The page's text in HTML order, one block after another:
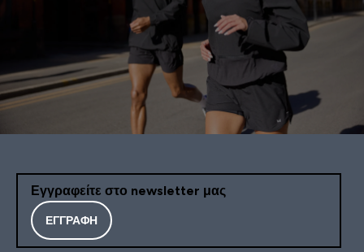
Εγγραφείτε στο newsletter μας
ΕΓΓΡΑΦΉ